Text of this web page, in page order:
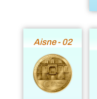
Aisne - 02